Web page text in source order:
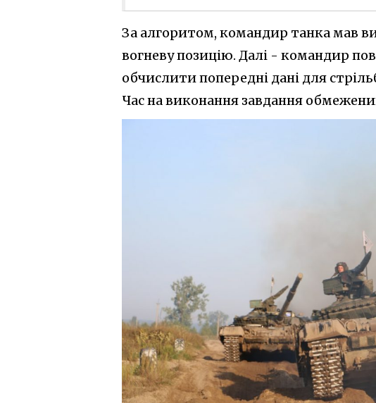
За алгоритом, командир танка мав
вогневу позицію. Далі - командир
обчислити попередні дані для
Час на виконання завдання